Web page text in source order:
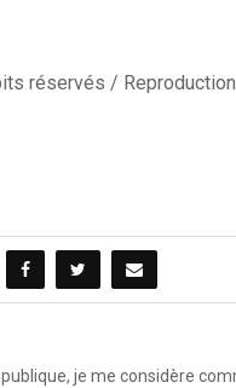
réservés /
je me considère